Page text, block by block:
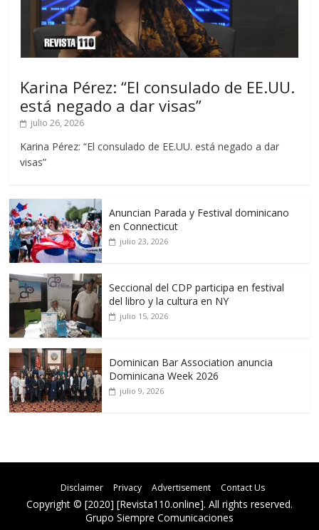
Karina Pérez: “El consulado de EE.UU.
está negado a dar visas”
julio 26, 2026
Karina Pérez: “El consulado de EE.UU. está negado a dar
visas”
Anuncian Parada y Festival dominicano
en Connecticut
julio 23, 2026
Seccional del CDP participa en festival
del libro y la cultura en NY
julio 15, 2026
Dominican Bar Association anuncia
Dominicana Week 2026
julio 9, 2026
Disclaimer Privacy Advertisement Contact Us
Copyright © [2020] [Revista110.online]. All rights reserved.
Grupo Siempre Comunicaciones